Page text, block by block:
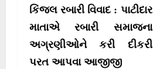
v
i
g
કિંજલ રબારી વિવાદ : પાટીદાર
માતાએ રબારી સમાજના
અગ્રણીઓને કરી દીકરી
પરત આપવા આજીજી